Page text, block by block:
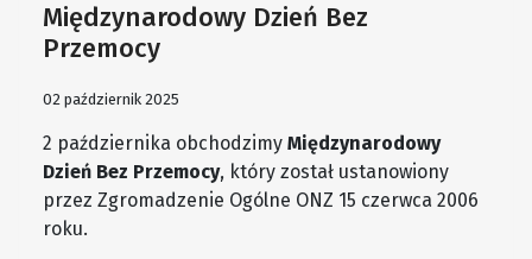
Międzynarodowy Dzień Bez
Przemocy
02 październik 2025
2 października obchodzimy Międzynarodowy
Dzień Bez Przemocy, który został ustanowiony
przez Zgromadzenie Ogólne ONZ 15 czerwca 2006
roku.